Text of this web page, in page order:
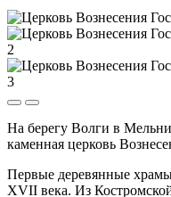
На берегу Волги в
каменная церковь
Первые деревянные
XVII века. Из